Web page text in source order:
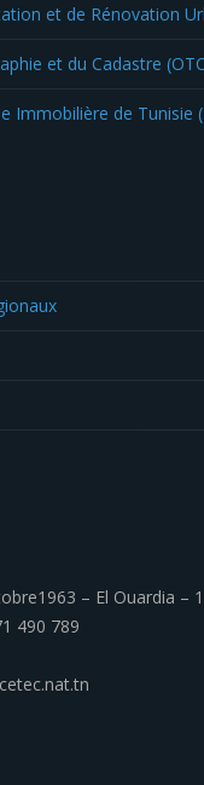
et de Rénovation
et du Cadastre
Immobilière de Tunisie
– El Ouardia –
490 789